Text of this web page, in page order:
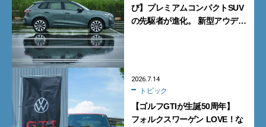
び】プレミアムコンパクトSUV
の先駆者が進化。 新型アウディ
2026.7.14
トピック
【ゴルフGTIが生誕50周年】
フォルクスワーゲン LOVE！な